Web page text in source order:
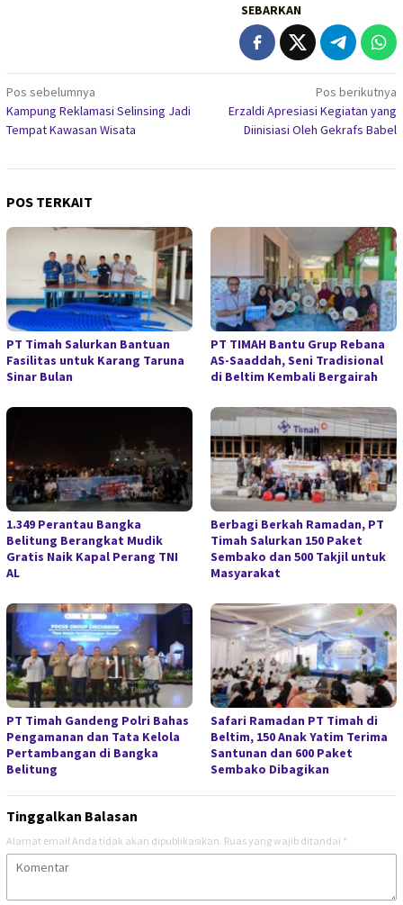
SEBARKAN
Navigasi
pos
Pos sebelumnya
Kampung Reklamasi Selinsing Jadi
Tempat Kawasan Wisata
Pos berikutnya
Erzaldi Apresiasi Kegiatan yang
Diinisiasi Oleh Gekrafs Babel
POS TERKAIT
PT Timah Salurkan Bantuan
Fasilitas untuk Karang Taruna
Sinar Bulan
PT TIMAH Bantu Grup Rebana
AS-Saaddah, Seni Tradisional
di Beltim Kembali Bergairah
1.349 Perantau Bangka
Belitung Berangkat Mudik
Gratis Naik Kapal Perang TNI
AL
Berbagi Berkah Ramadan, PT
Timah Salurkan 150 Paket
Sembako dan 500 Takjil untuk
Masyarakat
PT Timah Gandeng Polri Bahas
Pengamanan dan Tata Kelola
Pertambangan di Bangka
Belitung
Safari Ramadan PT Timah di
Beltim, 150 Anak Yatim Terima
Santunan dan 600 Paket
Sembako Dibagikan
Tinggalkan Balasan
Alamat email Anda tidak akan dipublikasikan. Ruas yang wajib ditandai *